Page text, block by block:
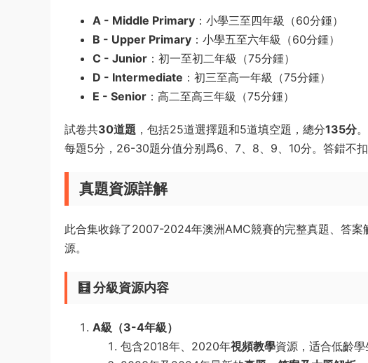
A - Middle Primary ：小學三至四年級（60分鍾）
B - Upper Primary ：小學五至六年級（60分鍾）
C - Junior ：初一至初二年級（75分鍾）
D - Intermediate ：初三至高一年級（75分鍾）
E - Senior ：高二至高三年級（75分鍾）
試卷共30道題 ，包括25道選擇題和5道填空題，總分135分
每題5分，26-30題分值分别爲6、7、8、9、10分。答錯不扣
真題資源詳解
此合集收錄了2007-2024年澳洲AMC競賽的完整真題、答
源。
🧮 分級資源内容
A級（3-4年級）
包含2018年、2020年視頻教學資源，适合低齡學